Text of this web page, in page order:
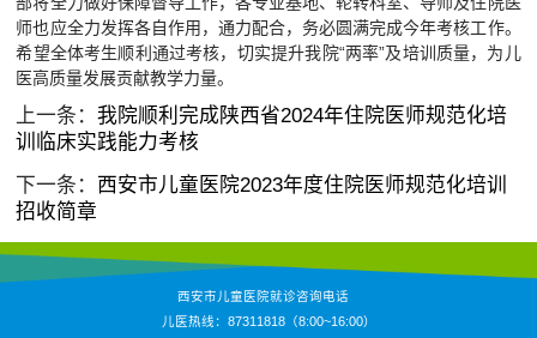
师也应全力发挥各自作用，通力配合，务必圆满完成今年考核工作。
希望全体考生顺利通过考核，切实提升我院“两率”及培训质量，为儿
医高质量发展贡献教学力量。
上一条：我院顺利完成陕西省2024年住院医师规范化培
训临床实践能力考核
下一条： 西安市儿童医院2023年度住院医师规范化培训
招收简章
西安市儿童医院就诊咨询电话
儿医热线：87311818（8:00~16:00）